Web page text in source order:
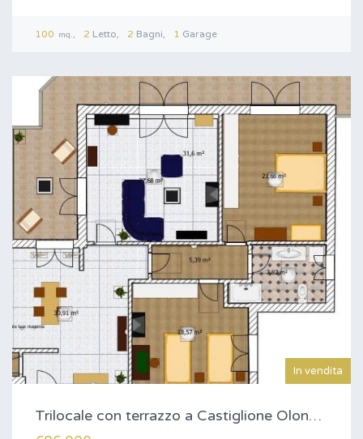
100 mq. 2 Letto 2 Bagni 1 Garage
In vendita
Trilocale con terrazzo a Castiglione Olona al…